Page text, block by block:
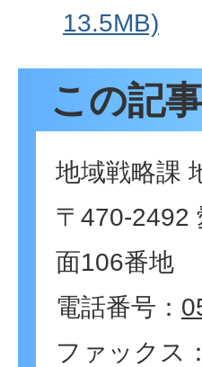
13.5MB)
この記
地域戦略課
〒470-2492
面106番地
電話番号：
ファックス：